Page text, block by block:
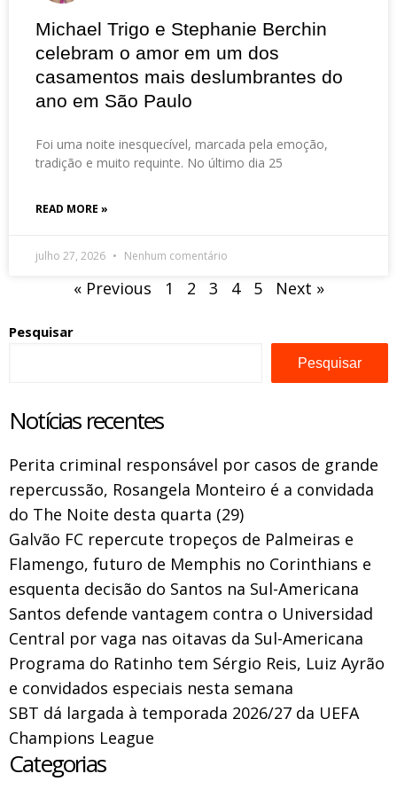
Michael Trigo e Stephanie Berchin
celebram o amor em um dos
casamentos mais deslumbrantes do
ano em São Paulo
Foi uma noite inesquecível, marcada pela emoção,
tradição e muito requinte. No último dia 25
READ MORE »
julho 27, 2026 Nenhum comentário
« Previous 1 2 3 4 5 Next »
Pesquisar
Pesquisar
Notícias recentes
Perita criminal responsável por casos de grande
repercussão, Rosangela Monteiro é a convidada
do The Noite desta quarta (29)
Galvão FC repercute tropeços de Palmeiras e
Flamengo, futuro de Memphis no Corinthians e
esquenta decisão do Santos na Sul-Americana
Santos defende vantagem contra o Universidad
Central por vaga nas oitavas da Sul-Americana
Programa do Ratinho tem Sérgio Reis, Luiz Ayrão
e convidados especiais nesta semana
SBT dá largada à temporada 2026/27 da UEFA
Champions League
Categorias